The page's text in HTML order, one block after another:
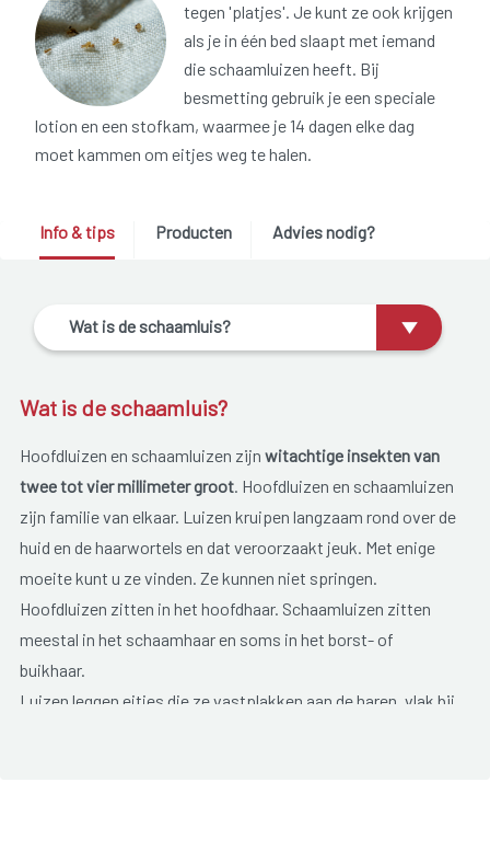
tegen 'platjes'. Je kunt ze ook krijgen
als je in één bed slaapt met iemand
die schaamluizen heeft. Bij
besmetting gebruik je een speciale
lotion en een stofkam, waarmee je 14 dagen elke dag
moet kammen om eitjes weg te halen.
Info & tips Producten Advies nodig?
Wat is de schaamluis?
Wat is de schaamluis?
Hoofdluizen en schaamluizen zijn witachtige insekten van
twee tot vier millimeter groot. Hoofdluizen en schaamluizen
zijn familie van elkaar. Luizen kruipen langzaam rond over de
huid en de haarwortels en dat veroorzaakt jeuk. Met enige
moeite kunt u ze vinden. Ze kunnen niet springen.
Hoofdluizen zitten in het hoofdhaar. Schaamluizen zitten
meestal in het schaamhaar en soms in het borst- of
buikhaar.
Luizen leggen eitjes die ze vastplakken aan de haren, vlak bij